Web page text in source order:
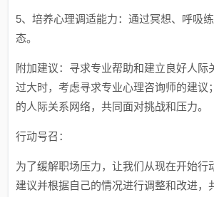
5、培养心理调适能力：通过冥想、呼吸
态。
附加建议：寻求专业帮助和建立良好人际
过大时，考虑寻求专业心理咨询师的建议
的人际关系网络，共同面对挑战和压力。
行动号召：
为了缓解职场压力，让我们从现在开始行
建议并根据自己的情况进行调整和改进，